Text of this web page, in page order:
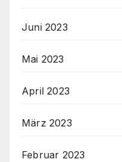
Juni 2023
Mai 2023
April 2023
März 2023
Februar 2023